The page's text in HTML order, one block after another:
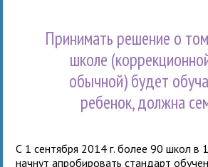
Принимать решение о
школе
обычной) будет
ребенок, должна
С 1 сентября 2014 г. более 90 школ в
начнут апробировать стандарт